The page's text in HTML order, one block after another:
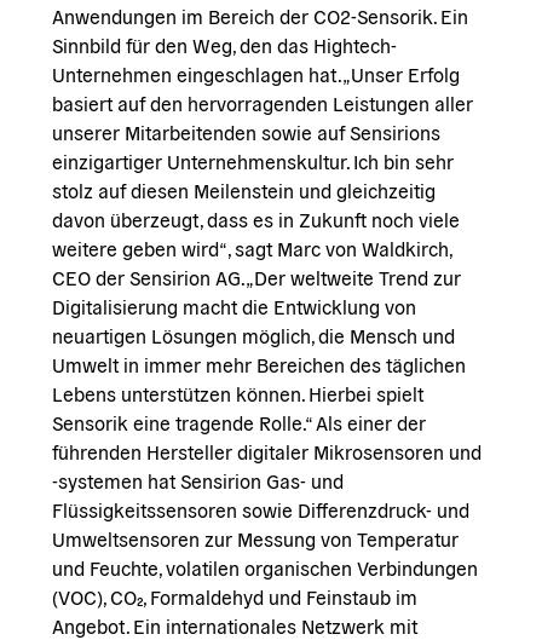
Anwendungen im Bereich der CO2-Sensorik. Ein
Sinnbild für den Weg, den das Hightech-
Unternehmen eingeschlagen hat. „Unser Erfolg
basiert auf den hervorragenden Leistungen aller
unserer Mitarbeitenden sowie auf Sensirions
einzigartiger Unternehmenskultur. Ich bin sehr
stolz auf diesen Meilenstein und gleichzeitig
davon überzeugt, dass es in Zukunft noch viele
weitere geben wird“, sagt Marc von Waldkirch,
CEO der Sensirion AG. „Der weltweite Trend zur
Digitalisierung macht die Entwicklung von
neuartigen Lösungen möglich, die Mensch und
Umwelt in immer mehr Bereichen des täglichen
Lebens unterstützen können. Hierbei spielt
Sensorik eine tragende Rolle.“ Als einer der
führenden Hersteller digitaler Mikrosensoren und
-systemen hat Sensirion Gas- und
Flüssigkeitssensoren sowie Differenzdruck- und
Umweltsensoren zur Messung von Temperatur
und Feuchte, volatilen organischen Verbindungen
(VOC), CO₂, Formaldehyd und Feinstaub im
Angebot. Ein internationales Netzwerk mit